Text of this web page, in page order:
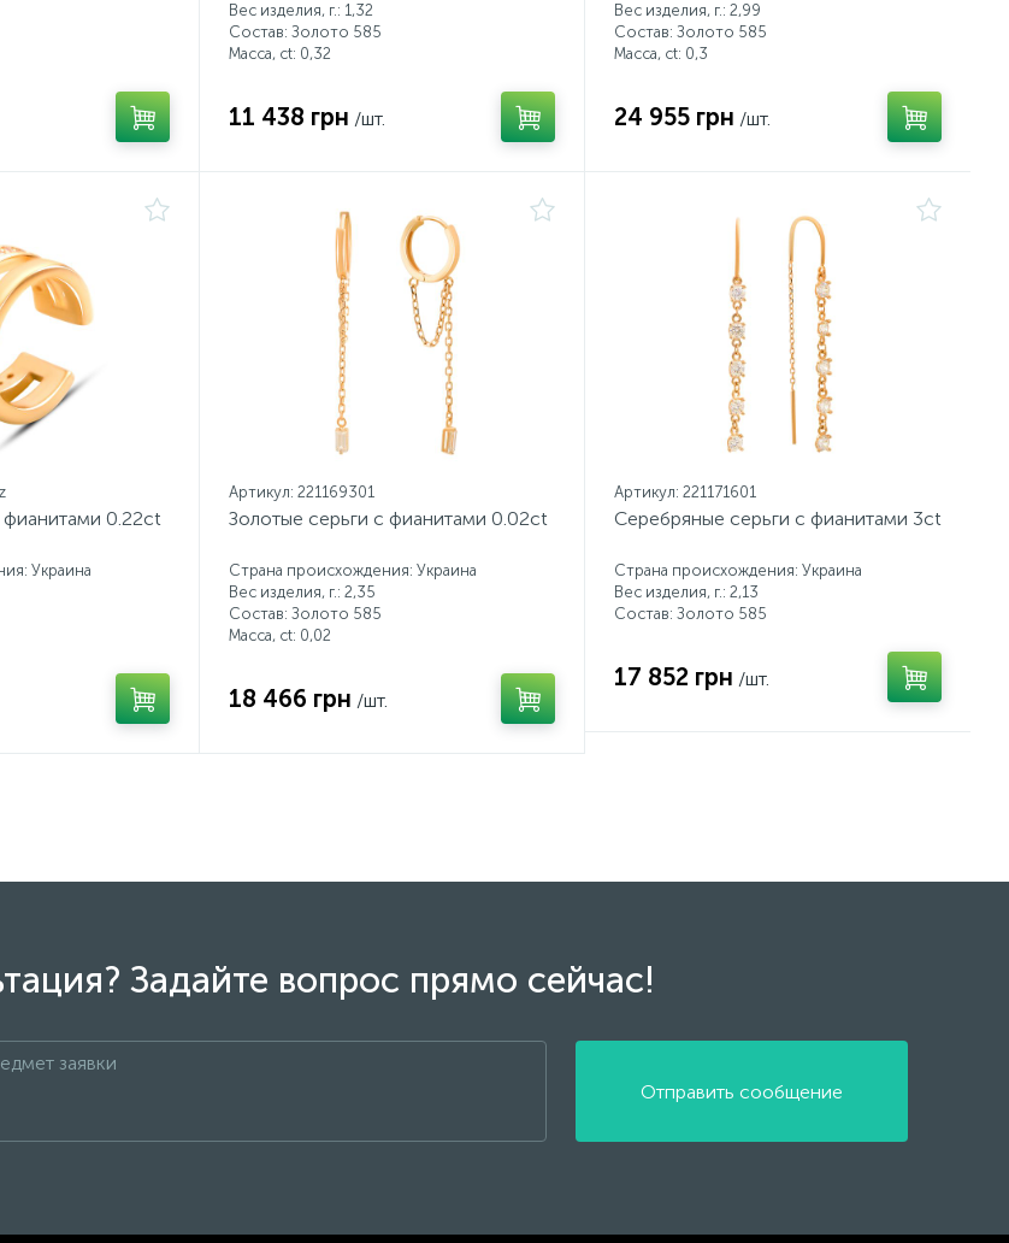
Вес изделия, г.: 1,32
Состав: Золото 585
Масса, ct: 0,32
11 438 грн /шт.
Вес изделия, г.: 2,99
Состав: Золото 585
Масса, ct: 0,3
24 955 грн /шт.
фианитами 0.22ct
Украина
Артикул: 221169301
Золотые серьги с фианитами 0.02ct
Страна происхождения: Украина
Вес изделия, г.: 2,35
Состав: Золото 585
Масса, ct: 0,02
18 466 грн /шт.
Артикул: 221171601
Серебряные серьги с фианитами 3ct
Страна происхождения: Украина
Вес изделия, г.: 2,13
Состав: Золото 585
17 852 грн /шт.
Задайте вопрос прямо сейчас!
Отправить сообщение